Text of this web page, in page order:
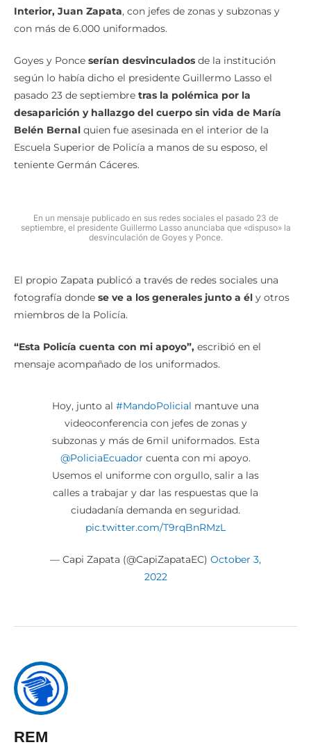
Interior, Juan Zapata, con jefes de zonas y subzonas y
con más de 6.000 uniformados.
Goyes y Ponce serían desvinculados de la institución
según lo había dicho el presidente Guillermo Lasso el
pasado 23 de septiembre tras la polémica por la
desaparición y hallazgo del cuerpo sin vida de María
Belén Bernal quien fue asesinada en el interior de la
Escuela Superior de Policía a manos de su esposo, el
teniente Germán Cáceres.
En un mensaje publicado en sus redes sociales el pasado 23 de
septiembre, el presidente Guillermo Lasso anunciaba que «dispuso» la
desvinculación de Goyes y Ponce.
El propio Zapata publicó a través de redes sociales una
fotografía donde se ve a los generales junto a él y otros
miembros de la Policía.
“Esta Policía cuenta con mi apoyo”, escribió en el
mensaje acompañado de los uniformados.
Hoy, junto al #MandoPolicial mantuve una
videoconferencia con jefes de zonas y
subzonas y más de 6mil uniformados. Esta
@PoliciaEcuador cuenta con mi apoyo.
Usemos el uniforme con orgullo, salir a las
calles a trabajar y dar las respuestas que la
ciudadanía demanda en seguridad.
pic.twitter.com/T9rqBnRMzL
— Capi Zapata (@CapiZapataEC) October 3,
2022
REM